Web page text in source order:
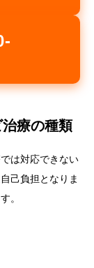
療の種類
は対応できない
己負担となりま
。